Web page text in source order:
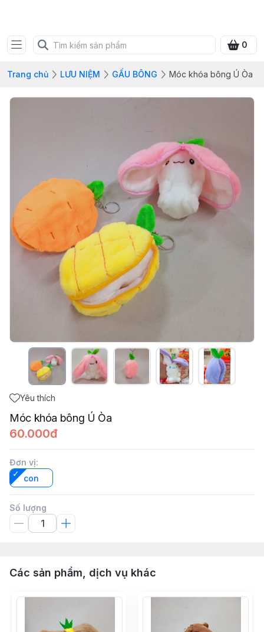
0
Trang chủ LƯU NIỆM GẤU BÔNG Móc khóa bông Ú Òa
Yêu thích
Móc khóa bông Ú Òa
60.000đ
Đơn vị:
con
Số lượng
Các sản phẩm, dịch vụ khác